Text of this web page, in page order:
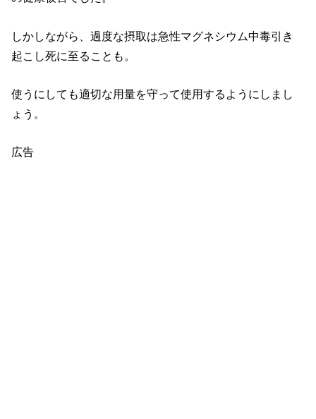
しかしながら、過度な摂取は急性マグネシウム中毒引き
起こし死に至ることも。
使うにしても適切な用量を守って使用するようにしまし
ょう。
広告